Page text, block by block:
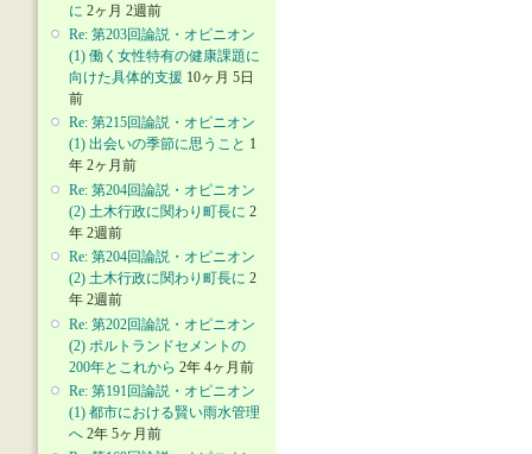
に 2ヶ月 2週前
Re: 第203回論説・オピニオン
(1) 働く女性特有の健康課題に
向けた具体的支援 10ヶ月 5日
前
Re: 第215回論説・オピニオン
(1) 出会いの季節に思うこと 1
年 2ヶ月前
Re: 第204回論説・オピニオン
(2) 土木行政に関わり町長に 2
年 2週前
Re: 第204回論説・オピニオン
(2) 土木行政に関わり町長に 2
年 2週前
Re: 第202回論説・オピニオン
(2) ポルトランドセメントの
200年とこれから 2年 4ヶ月前
Re: 第191回論説・オピニオン
(1) 都市における賢い雨水管理
へ 2年 5ヶ月前